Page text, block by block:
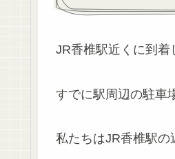
JR香椎駅近くに到着
すでに駅周辺の駐車
私たちはJR香椎駅の